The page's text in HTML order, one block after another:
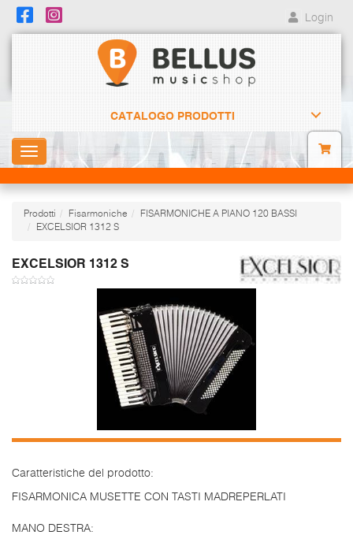
Login
CATALOGO PRODOTTI
Toggle
navigation
Prodotti Fisarmoniche
FISARMONICHE A PIANO 120 BASSI
EXCELSIOR 1312 S
EXCELSIOR 1312 S
Caratteristiche del prodotto:
FISARMONICA MUSETTE CON TASTI MADREPERLATI
MANO DESTRA: